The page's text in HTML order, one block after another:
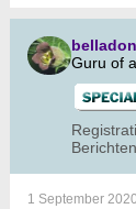
Guru of
1 September